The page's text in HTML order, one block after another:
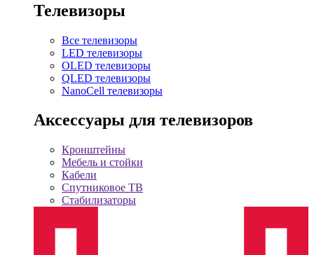
Телевизоры
Все телевизоры
LED телевизоры
OLED телевизоры
QLED телевизоры
NanoCell телевизоры
Аксессуары для телевизоров
Кронштейны
Мебель и стойки
Кабели
Спутниковое ТВ
Стабилизаторы